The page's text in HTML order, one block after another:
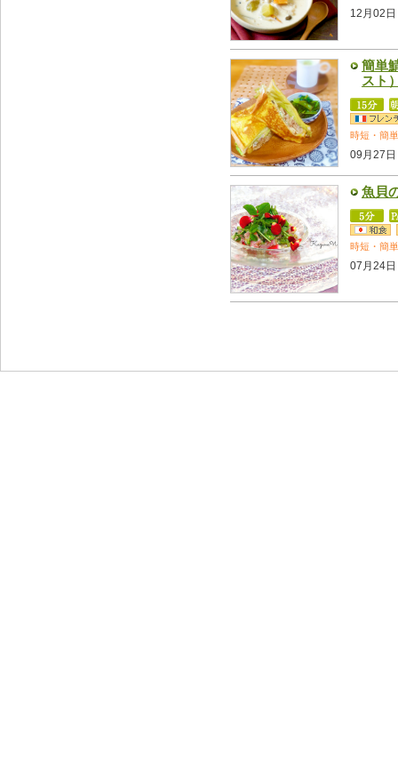
12月02
簡単
スト
時短・簡
09月27日
魚貝
時短・簡
07月24日